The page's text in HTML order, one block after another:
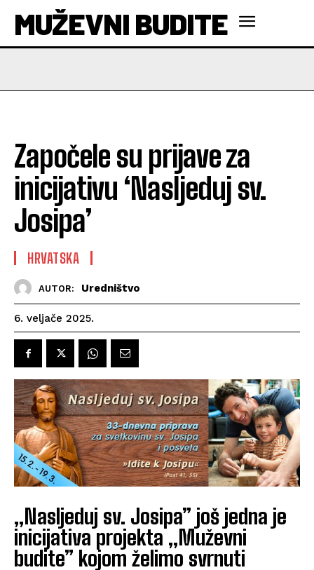
MUŽEVNI BUDITE
Započele su prijave za
inicijativu ‘Nasljeduj sv.
Josipa’
HRVATSKA
AUTOR: Uredništvo
6. veljače 2025.
„Nasljeduj sv. Josipa” još jedna je
inicijativa projekta „Muževni
budite” kojom želimo svrnuti